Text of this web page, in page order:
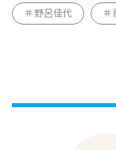
野呂佳代